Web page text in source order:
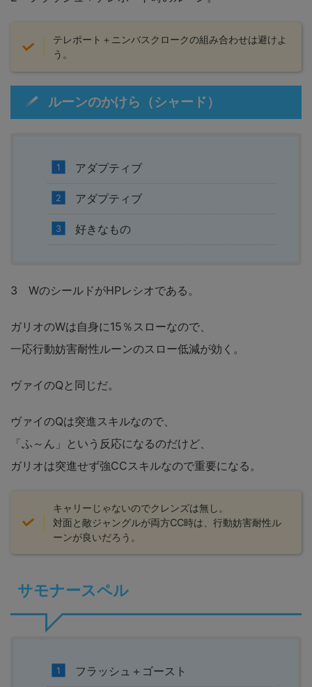
テレポート＋ニンバスクロークの組み合わせは避けよ
う。
ルーンのかけら（シャード）
アダプティブ
アダプティブ
好きなもの
3 WのシールドがHPレシオである。
ガリオのWは自身に15％スローなので、
一応行動妨害耐性ルーンのスロー低減が効く。
ヴァイのQと同じだ。
ヴァイのQは突進スキルなので、
「ふ～ん」という反応になるのだけど、
ガリオは突進せず強CCスキルなので重要になる。
キャリーじゃないのでクレンズは無し。
対面と敵ジャングルが両方CC時は、行動妨害耐性ル
ーンが良いだろう。
サモナースペル
フラッシュ＋ゴースト